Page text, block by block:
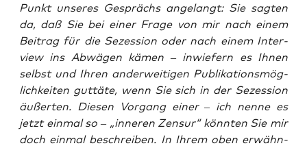
Punkt unse­res Gesprächs ange­langt: Sie sag­ten
da, daß Sie bei einer Fra­ge von mir nach einem
Bei­trag für die Sezes­si­on oder nach einem Inter­
view ins Abwä­gen kämen – inwie­fern es Ihnen
selbst und Ihren ander­wei­ti­gen Publi­ka­ti­ons­mög­
lich­kei­ten gut­tä­te, wenn Sie sich in der Sezes­si­on
äußer­ten. Die­sen Vor­gang einer – ich nen­ne es
jetzt ein­mal so – „inne­ren Zen­sur“ könn­ten Sie mir
doch ein­mal beschrei­ben. In Ihrem oben erwähn­